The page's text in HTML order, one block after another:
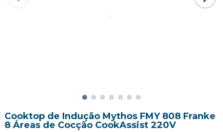
Cooktop de Indução Mythos FMY 808 Franke
8 Áreas de Cocção CookAssist 220V